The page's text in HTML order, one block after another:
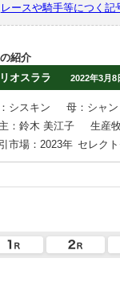
レースや騎手等につく記
紹介
オスララ
2022年3月8
シスキン
母：シャン
：鈴木 美江子
生産
市場：2023年 セレク